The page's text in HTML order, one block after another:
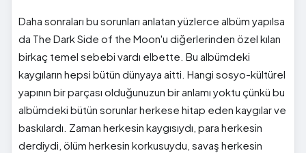
Daha sonraları bu sorunları anlatan yüzlerce albüm yapılsa
da The Dark Side of the Moon'u diğerlerinden özel kılan
birkaç temel sebebi vardı elbette. Bu albümdeki
kaygıların hepsi bütün dünyaya aitti. Hangi sosyo-kültürel
yapının bir parçası olduğunuzun bir anlamı yoktu çünkü bu
albümdeki bütün sorunlar herkese hitap eden kaygılar ve
baskılardı. Zaman herkesin kaygısıydı, para herkesin
derdiydi, ölüm herkesin korkusuydu, savaş herkesin